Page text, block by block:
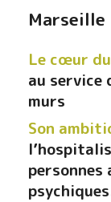
Marseille
Le cœur
au service
murs
Son